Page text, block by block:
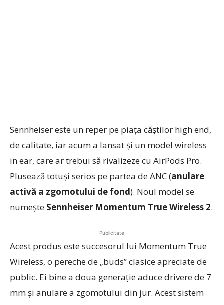
Sennheiser este un reper pe piaţa căştilor high end,
de calitate, iar acum a lansat şi un model wireless
in ear, care ar trebui să rivalizeze cu AirPods Pro.
Plusează totuşi serios pe partea de ANC (anulare
activă a zgomotului de fond). Noul model se
numeşte Sennheiser Momentum True Wireless 2.
Publicitate
Acest produs este succesorul lui Momentum True
Wireless, o pereche de „buds” clasice apreciate de
public. Ei bine a doua generaţie aduce drivere de 7
mm şi anulare a zgomotului din jur. Acest sistem